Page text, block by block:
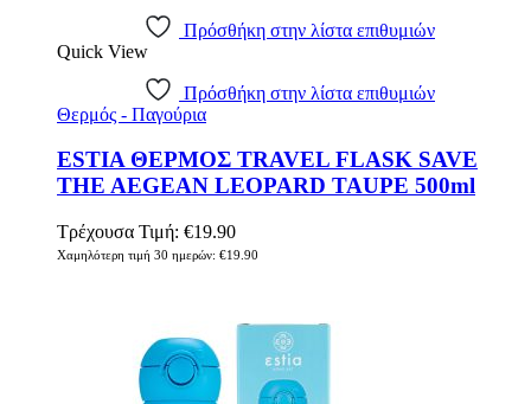
Πρόσθήκη στην λίστα επιθυμιών
Quick View
Πρόσθήκη στην λίστα επιθυμιών
Θερμός - Παγούρια
ESTIA ΘΕΡΜΟΣ TRAVEL FLASK SAVE
THE AEGEAN LEOPARD TAUPE 500ml
Τρέχουσα Τιμή: €19.90
Χαμηλότερη τιμή 30 ημερών: €19.90